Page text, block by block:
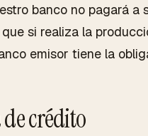
banco no pagará a
si realiza la
emisor tiene la
crédito